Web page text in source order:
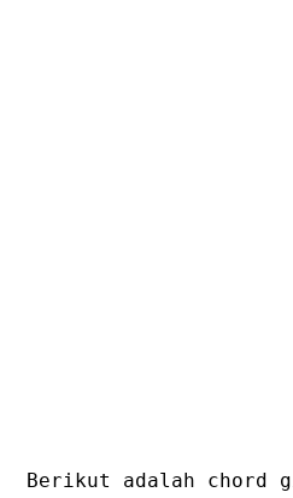
Berikut adalah chord